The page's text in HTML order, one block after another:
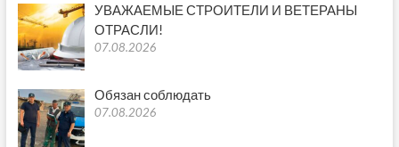
УВАЖАЕМЫЕ СТРОИТЕЛИ И ВЕТЕРАНЫ
ОТРАСЛИ!
07.08.2026
Обязан соблюдать
07.08.2026